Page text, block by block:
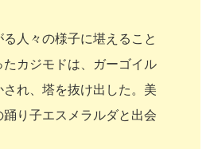
人々の様子に堪えること
たカジモドは、ガーゴイル
され、塔を抜け出した。美
踊り子エスメラルダと出会